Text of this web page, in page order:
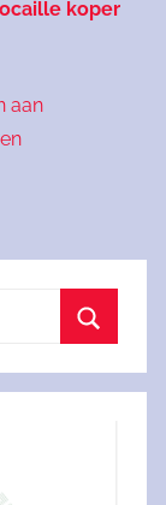
koper
aan